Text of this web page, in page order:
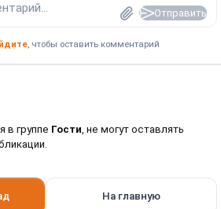
Отправить
, чтобы оставить комментарий
в группе Гости , не могут оставлять
На главную